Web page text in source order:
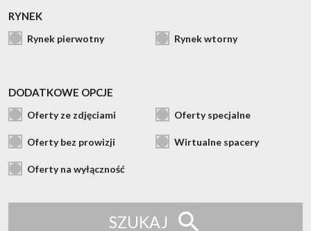
RYNEK
Rynek pierwotny Rynek wtorny
DODATKOWE OPCJE
Oferty ze zdjęciami Oferty specjalne
Oferty bez prowizji Wirtualne spacery
Oferty na wyłączność
SZUKAJ